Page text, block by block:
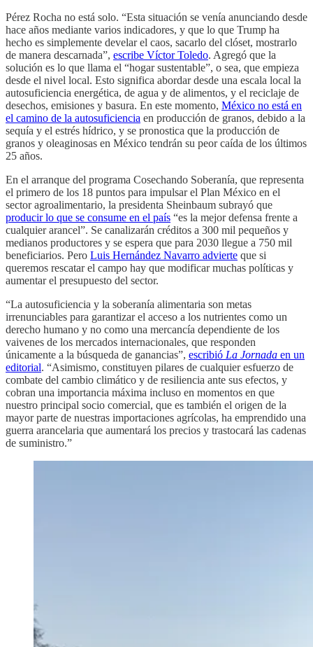
Pérez Rocha no está solo. “Esta situación se venía anunciando desde
hace años mediante varios indicadores, y que lo que Trump ha
hecho es simplemente develar el caos, sacarlo del clóset, mostrarlo
de manera descarnada”, escribe Víctor Toledo. Agregó que la
solución es lo que llama el “hogar sustentable”, o sea, que empieza
desde el nivel local. Esto significa abordar desde una escala local la
autosuficiencia energética, de agua y de alimentos, y el reciclaje de
desechos, emisiones y basura. En este momento, México no está en
el camino de la autosuficiencia en producción de granos, debido a la
sequía y el estrés hídrico, y se pronostica que la producción de
granos y oleaginosas en México tendrán su peor caída de los últimos
25 años.
En el arranque del programa Cosechando Soberanía, que representa
el primero de los 18 puntos para impulsar el Plan México en el
sector agroalimentario, la presidenta Sheinbaum subrayó que
producir lo que se consume en el país “es la mejor defensa frente a
cualquier arancel”. Se canalizarán créditos a 300 mil pequeños y
medianos productores y se espera que para 2030 llegue a 750 mil
beneficiarios. Pero Luis Hernández Navarro advierte que si
queremos rescatar el campo hay que modificar muchas políticas y
aumentar el presupuesto del sector.
“La autosuficiencia y la soberanía alimentaria son metas
irrenunciables para garantizar el acceso a los nutrientes como un
derecho humano y no como una mercancía dependiente de los
vaivenes de los mercados internacionales, que responden
únicamente a la búsqueda de ganancias”, escribió La Jornada en un
editorial. “Asimismo, constituyen pilares de cualquier esfuerzo de
combate del cambio climático y de resiliencia ante sus efectos, y
cobran una importancia máxima incluso en momentos en que
nuestro principal socio comercial, que es también el origen de la
mayor parte de nuestras importaciones agrícolas, ha emprendido una
guerra arancelaria que aumentará los precios y trastocará las cadenas
de suministro.”